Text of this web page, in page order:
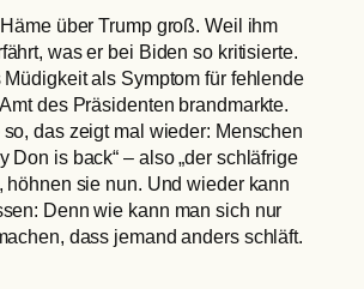
über Trump groß. Weil ihm
was er bei Biden so kritisierte.
als Symptom für fehlende
des Präsidenten brandmarkte.
das zeigt mal wieder: Menschen
Don is back“ – also „der schläfrige
höhnen sie nun. Und wieder kann
Denn wie kann man sich nur
dass jemand anders schläft.